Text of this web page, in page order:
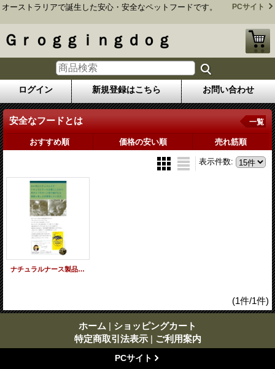
オーストラリアで誕生した安心・安全なペットフードです。 PCサイト
Ｇｒｏｇｇｉｎｇｄｏｇ
ログイン 新規登録はこちら お問い合わせ
安全なフードとは 一覧
おすすめ順 価格の安い順 売れ筋順
表示件数:
ナチュラルナース製品特徴
(1件/1件)
ホーム | ショッピングカート
特定商取引法表示 | ご利用案内
PCサイト